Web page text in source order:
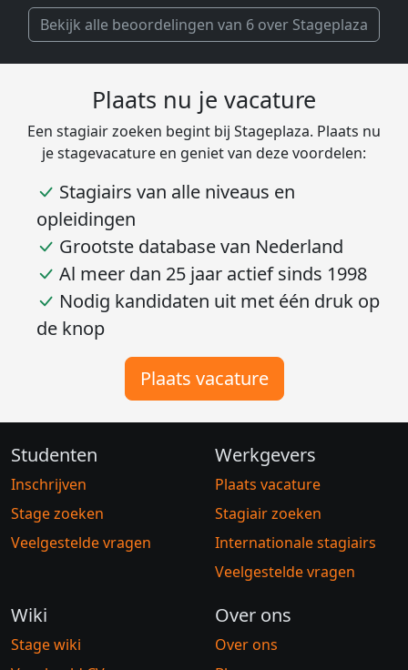
Bekijk alle beoordelingen van 6 over Stageplaza
Plaats nu je vacature
Een stagiair zoeken begint bij Stageplaza. Plaats nu
je stagevacature en geniet van deze voordelen:
Stagiairs van alle niveaus en
opleidingen
Grootste database van Nederland
Al meer dan 25 jaar actief sinds 1998
Nodig kandidaten uit met één druk op
de knop
Plaats vacature
Studenten
Inschrijven
Stage zoeken
Veelgestelde vragen
Werkgevers
Plaats vacature
Stagiair zoeken
Internationale stagiairs
Veelgestelde vragen
Wiki
Stage wiki
Over ons
Over ons